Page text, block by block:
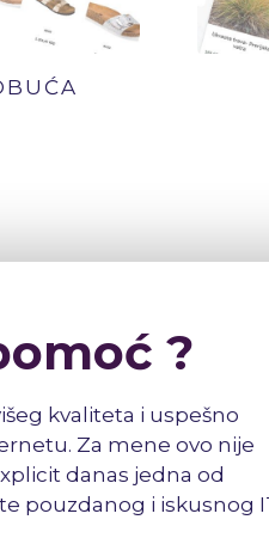
?
kvaliteta i uspešno
Za mene ovo nije
danas jedna od
pouzdanog i iskusnog